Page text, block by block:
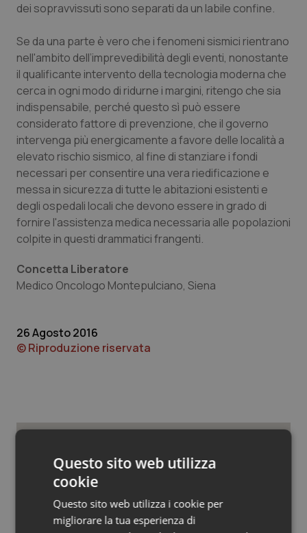
Provincia Autonoma di Trento
Puglia
Sardegna
Sicilia
Toscana
Umbria
Valle D’Aosta
Veneto
Ipertensione & Scompenso
Malattie rare
Malattia di Crohn & Rettocolite Ulcerosa
Neuroscienze & patologie neurodegenerative
Obesità
Oftalmologia
Oncodermatologia
Oncoematologia
Psoriasi & pelle
Quotidiano Pediatria
Rene & patologie urogenitali
dei sopravvissuti sono separati da un labile confine.
Se da una parte è vero che i fenomeni sismici rientrano
nell'ambito dell’imprevedibilità degli eventi, nonostante
il qualificante intervento della tecnologia moderna che
cerca in ogni modo di ridurne i margini, ritengo che sia
indispensabile, perché questo sì può essere
considerato fattore di prevenzione, che il governo
intervenga più energicamente a favore delle località a
elevato rischio sismico, al fine di stanziare i fondi
necessari per consentire una vera riedificazione e
messa in sicurezza di tutte le abitazioni esistenti e
degli ospedali locali che devono essere in grado di
fornire l'assistenza medica necessaria alle popolazioni
colpite in questi drammatici frangenti.
Concetta Liberatore
Medico Oncologo Montepulciano, Siena
26 Agosto 2016
© Riproduzione riservata
Potrebbe interessarti in
Lettere al direttore
Il contratto della sanità e i frutti
Questo sito web utilizza
cookie
Questo sito web utilizza i cookie per
migliorare la tua esperienza di